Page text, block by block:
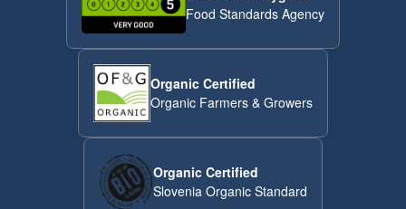
Food Standards Agency
Organic Certified
Organic Farmers & Growers
Organic Certified
Slovenia Organic Standard